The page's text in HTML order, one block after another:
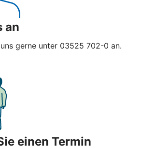
an
gerne unter 03525 702-0 an.
einen Termin